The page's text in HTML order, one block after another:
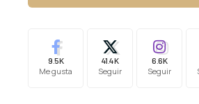
9.5K
Me gusta
41.4K
Seguir
6.6K
Seguir